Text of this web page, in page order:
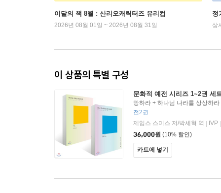
이달의 책 8월 : 산리오캐릭터즈 유리컵
2026년 08월 01일 ~ 2026년 08월 31일
정
상
이 상품의 특별 구성
문화적 예전 시리즈 1~2권 세
망하라 + 하나님 나라를 상상하라
전2권
제임스 스미스 저/박세혁 역
IVP
36,000원 (10% 할인)
카트에 넣기